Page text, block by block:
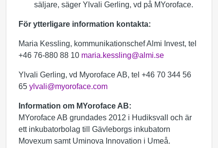
säljare, säger Ylvali Gerling, vd på MYoroface.
För ytterligare information kontakta:
Maria Kessling, kommunikationschef Almi Invest, tel
+46 76-880 88 10 maria.kessling@almi.se
Ylvali Gerling, vd Myoroface AB, tel +46 70 344 56
65 ylvali@myoroface.com
Information om MYoroface AB:
MYoroface AB grundades 2012 i Hudiksvall och är
ett inkubatorbolag till Gävleborgs inkubatorn
Movexum samt Uminova Innovation i Umeå.